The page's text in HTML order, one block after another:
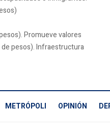
Promueve valores
pesos). Infraestructura
METRÓPOLI OPINIÓN